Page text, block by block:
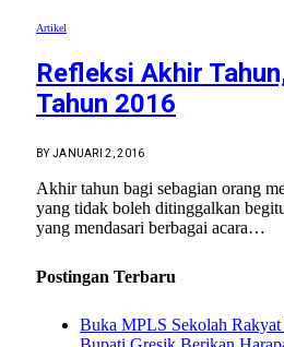
Artikel
Refleksi Akhir
Tahun 2016
BY JANUARI 2, 2016
Akhir tahun bagi sebagian orang
yang tidak boleh ditinggalkan
yang mendasari berbagai acara…
Postingan Terbaru
Buka MPLS Sekolah Rakyat